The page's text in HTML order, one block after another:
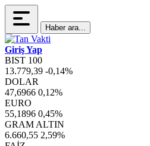
Haber ara...
Giriş Yap
BIST 100
13.779,39 -0,14%
DOLAR
47,6966 0,12%
EURO
55,1896 0,45%
GRAM ALTIN
6.660,55 2,59%